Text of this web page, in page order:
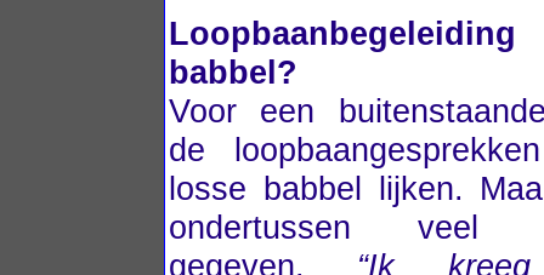
babbel?
Voor een
de
losse babbel lijken.
ondertussen veel
gegeven. “Ik